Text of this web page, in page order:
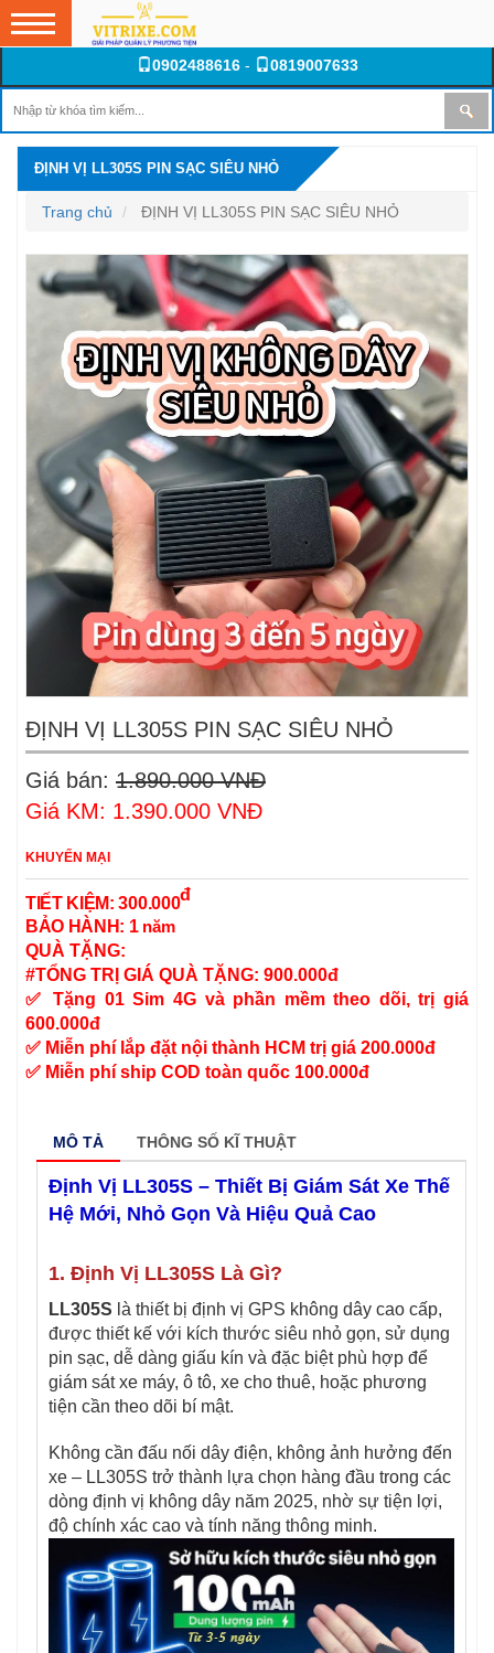
0902488616- 0819007633
ĐỊNH VỊ LL305S PIN SẠC SIÊU NHỎ
Trang chủ ĐỊNH VỊ LL305S PIN SẠC SIÊU NHỎ
ĐỊNH VỊ LL305S PIN SẠC SIÊU NHỎ
Giá bán: 1.890.000 VNĐ
Giá KM: 1.390.000 VNĐ
KHUYẾN MẠI
TIẾT KIỆM:300.000đ
BẢO HÀNH: 1năm
QUÀ TẶNG:
#TỔNG TRỊ GIÁ QUÀ TẶNG: 900.000đ
✅ Tặng 01 Sim 4G và phần mềm theo dõi, trị giá
600.000đ
✅ Miễn phí lắp đặt nội thành HCM trị giá 200.000đ
✅ Miễn phí ship COD toàn quốc 100.000đ
MÔ TẢ THÔNG SỐ KĨ THUẬT
Định Vị LL305S – Thiết Bị Giám Sát Xe Thế
Hệ Mới, Nhỏ Gọn Và Hiệu Quả Cao
1. Định Vị LL305S Là Gì?
LL305S là thiết bị định vị GPS không dây cao cấp,
được thiết kế với kích thước siêu nhỏ gọn, sử dụng
pin sạc, dễ dàng giấu kín và đặc biệt phù hợp để
giám sát xe máy, ô tô, xe cho thuê, hoặc phương
tiện cần theo dõi bí mật.
Không cần đấu nối dây điện, không ảnh hưởng đến
xe – LL305S trở thành lựa chọn hàng đầu trong các
dòng định vị không dây năm 2025, nhờ sự tiện lợi,
độ chính xác cao và tính năng thông minh.